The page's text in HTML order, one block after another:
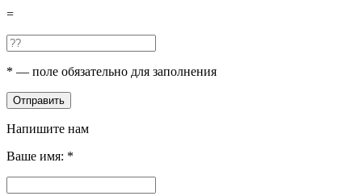
=
* — поле обязательно для заполнения
Отправить
Напишите нам
Ваше имя: *